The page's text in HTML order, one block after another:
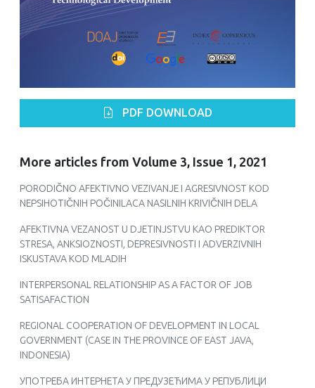
PDF DOWNLOAD
More articles from Volume 3, Issue 1, 2021
PORODIČNO AFEKTIVNO VEZIVANJE I AGRESIVNOST KOD
NEPSIHOTIČNIH POČINILACA NASILNIH KRIVIČNIH DELA
AFEKTIVNA VEZANOST U DJETINJSTVU KAO PREDIKTOR
STRESA, ANKSIOZNOSTI, DEPRESIVNOSTI I ADVERZIVNIH
ISKUSTAVA KOD MLADIH
INTERPERSONAL RELATIONSHIP AS A FACTOR OF JOB
SATISAFACTION
REGIONAL COOPERATION OF DEVELOPMENT IN LOCAL
GOVERNMENT (CASE IN THE PROVINCE OF EAST JAVA,
INDONESIA)
УПОТРЕБА ИНТЕРНЕТА У ПРЕДУЗЕЋИМА У РЕПУБЛИЦИ